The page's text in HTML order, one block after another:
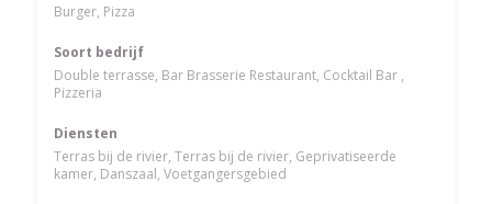
Burger, Pizza
Soort bedrijf
Double terrasse, Bar Brasserie Restaurant, Cocktail Bar ,
Pizzeria
Diensten
Terras bij de rivier, Terras bij de rivier, Geprivatiseerde
kamer, Danszaal, Voetgangersgebied